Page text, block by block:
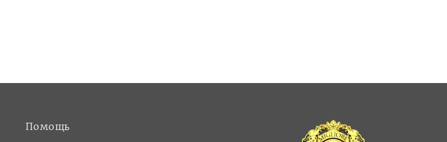
Помощь